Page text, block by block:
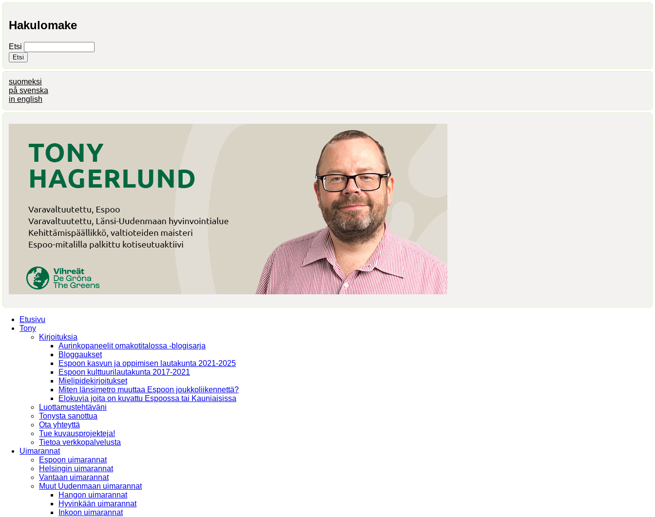
Hakulomake
Etsi
suomeksi
på svenska
in english
Etusivu
Tony
Kirjoituksia
Aurinkopaneelit omakotitalossa -blogisarja
Bloggaukset
Espoon kasvun ja oppimisen lautakunta 2021-2025
Espoon kulttuurilautakunta 2017-2021
Mielipidekirjoitukset
Miten länsimetro muuttaa Espoon joukkoliikennettä?
Elokuvia joita on kuvattu Espoossa tai Kauniaisissa
Luottamustehtäväni
Tonysta sanottua
Ota yhteyttä
Tue kuvausprojekteja!
Tietoa verkkopalvelusta
Uimarannat
Espoon uimarannat
Helsingin uimarannat
Vantaan uimarannat
Muut Uudenmaan uimarannat
Hangon uimarannat
Hyvinkään uimarannat
Inkoon uimarannat